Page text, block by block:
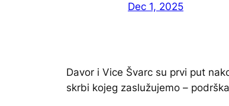
Dec 1, 2025
Davor i Vice Švarc su prvi put
skrbi kojeg zaslužujemo –